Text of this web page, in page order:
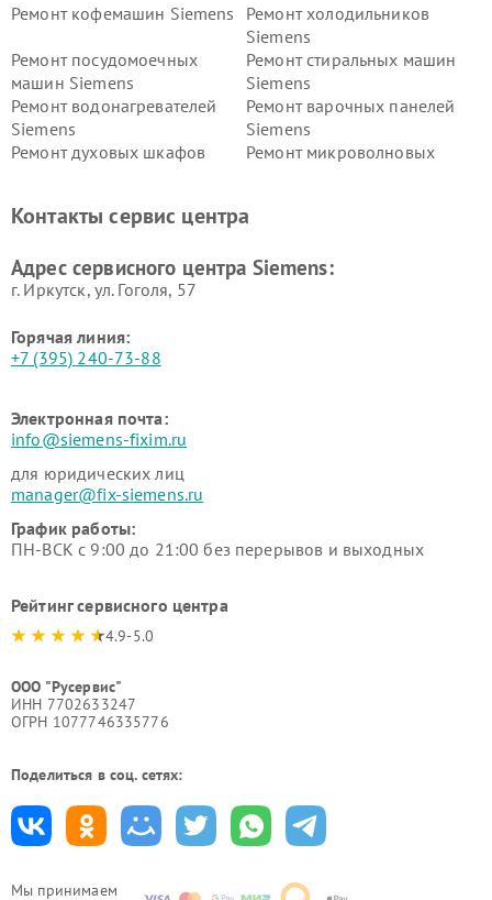
Мы принимаем
Ремонт кофемашин Siemens
Ремонт холодильников
Siemens
Ремонт посудомоечных
машин Siemens
Ремонт стиральных машин
Siemens
Ремонт водонагревателей
Siemens
Ремонт варочных панелей
Siemens
Ремонт духовых шкафов
Ремонт микроволновых
Siemens
Siemens
Siemens
Siemens
Контакты сервис центра
Адрес сервисного центра Siemens:
г. Иркутск, ул. ​Гоголя, 57
Горячая линия:
+7 (395) 240-73-88
Электронная почта:
info@siemens-fixim.ru
для юридических лиц
manager@fix-siemens.ru
График работы:
ПН-ВСК с 9:00 до 21:00 без перерывов и выходных
Рейтинг сервисного центра
4.9-5.0
ООО "Русервис"
ИНН 7702633247
ОГРН 1077746335776
Поделиться в соц. сетях: